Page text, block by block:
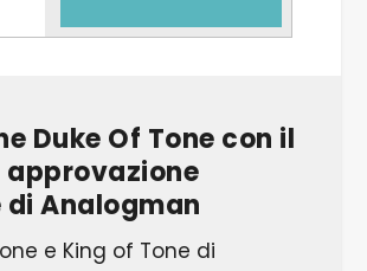
Duke Of Tone con il
Analogman
e King of Tone di